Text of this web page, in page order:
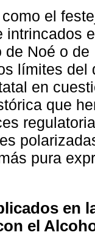
el
intrincados
Noé o
límites del
en
que
pura
en
el